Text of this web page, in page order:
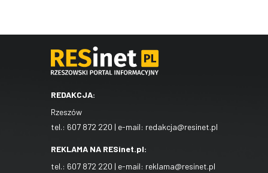
REDAKCJA:
Rzeszów
tel.: 607 872 220 | e-mail: redakcja@resinet.pl
REKLAMA NA RESinet.pl:
tel.: 607 872 220 | e-mail: reklama@resinet.pl